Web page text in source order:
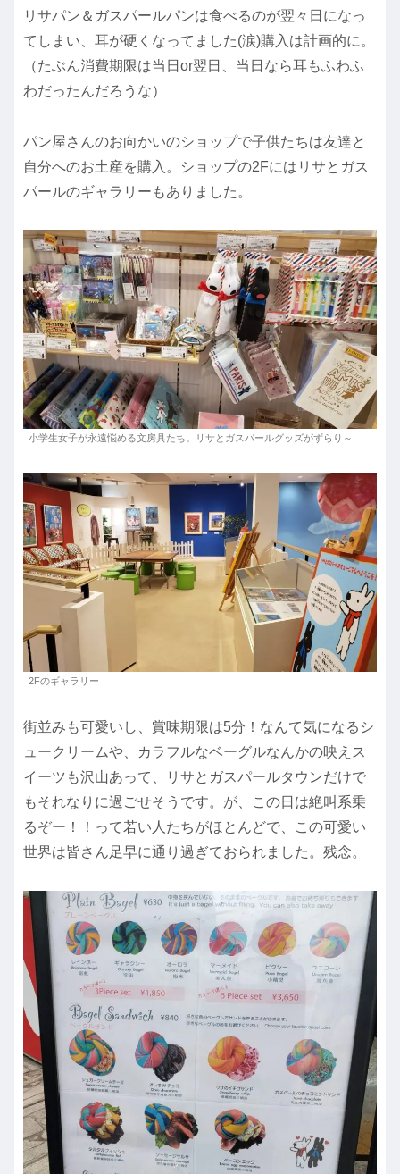
リサパン＆ガスパールパンは食べるのが翌々日になっ
てしまい、耳が硬くなってました(涙)購入は計画的に。
（たぶん消費期限は当日or翌日、当日なら耳もふわふ
わだったんだろうな）
パン屋さんのお向かいのショップで子供たちは友達と
自分へのお土産を購入。ショップの2Fにはリサとガス
パールのギャラリーもありました。
小学生女子が永遠悩める文房具たち。リサとガスパールグッズがずらり～
2Fのギャラリー
街並みも可愛いし、賞味期限は5分！なんて気になるシ
ュークリームや、カラフルなベーグルなんかの映えス
イーツも沢山あって、リサとガスパールタウンだけで
もそれなりに過ごせそうです。が、この日は絶叫系乗
るぞー！！って若い人たちがほとんどで、この可愛い
世界は皆さん足早に通り過ぎておられました。残念。